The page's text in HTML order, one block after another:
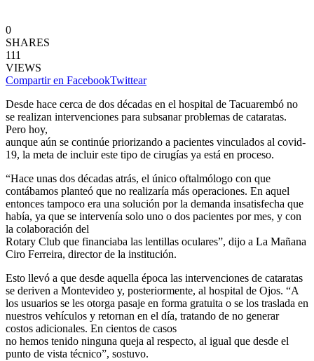
0
SHARES
111
VIEWS
Compartir en FacebookTwittear
Desde hace cerca de dos décadas en el hospital de Tacuarembó no
se realizan intervenciones para subsanar problemas de cataratas.
Pero hoy,
aunque aún se continúe priorizando a pacientes vinculados al covid-
19, la meta de incluir este tipo de cirugías ya está en proceso.
“Hace unas dos décadas atrás, el único oftalmólogo con que
contábamos planteó que no realizaría más operaciones. En aquel
entonces tampoco era una solución por la demanda insatisfecha que
había, ya que se intervenía solo uno o dos pacientes por mes, y con
la colaboración del
Rotary Club que financiaba las lentillas oculares”, dijo a La Mañana
Ciro Ferreira, director de la institución.
Esto llevó a que desde aquella época las intervenciones de cataratas
se deriven a Montevideo y, posteriormente, al hospital de Ojos. “A
los usuarios se les otorga pasaje en forma gratuita o se los traslada en
nuestros vehículos y retornan en el día, tratando de no generar
costos adicionales. En cientos de casos
no hemos tenido ninguna queja al respecto, al igual que desde el
punto de vista técnico”, sostuvo.